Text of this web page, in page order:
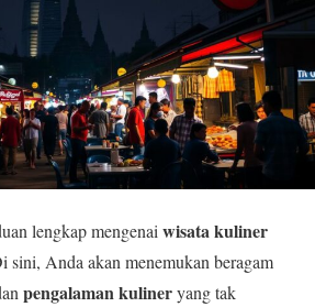
lengkap mengenai wisata kuliner
sini, Anda akan menemukan beragam
pengalaman kulineryang tak